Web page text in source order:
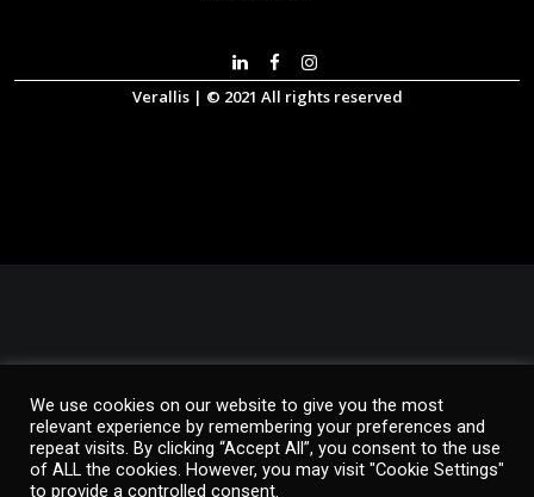
Verallis | © 2021 All rights reserved
© 2026 Verallis. All rights reserved
We use cookies on our website to give you the most
relevant experience by remembering your preferences and
repeat visits. By clicking “Accept All”, you consent to the use
of ALL the cookies. However, you may visit "Cookie Settings"
to provide a controlled consent.